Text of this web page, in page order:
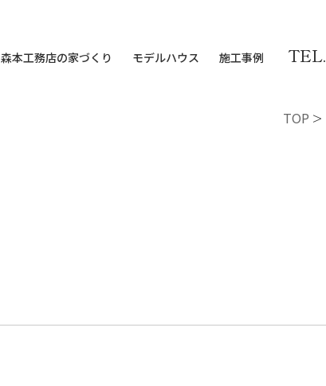
森本工務店の家づくり モデルハウス 施工事例 TEL.
TOP >